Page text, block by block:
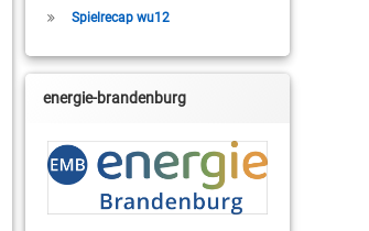
Spielrecap wu12
energie-brandenburg